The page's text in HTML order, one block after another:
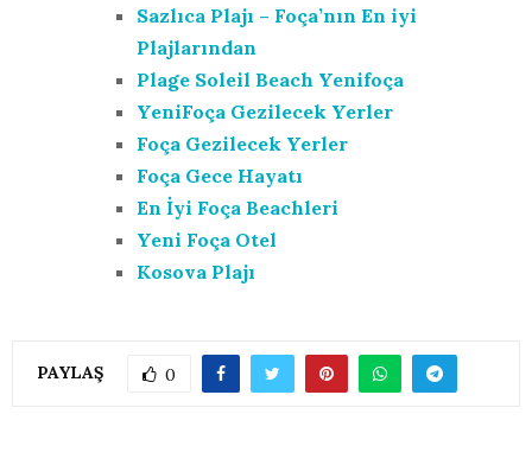
Sazlıca Plajı – Foça’nın En iyi
Plajlarından
Plage Soleil Beach Yenifoça
YeniFoça Gezilecek Yerler
Foça Gezilecek Yerler
Foça Gece Hayatı
En İyi Foça Beachleri
Yeni Foça Otel
Kosova Plajı
PAYLAŞ 0